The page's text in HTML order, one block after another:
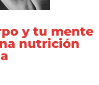
y tu mente
nutrición